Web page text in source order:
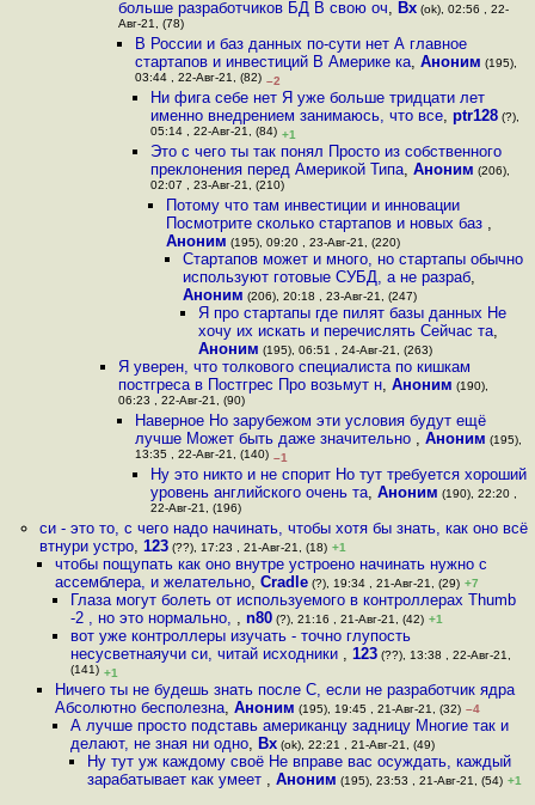
больше разработчиков БД В свою оч, Bx (ok), 02:56 , 22-
Авг-21, (78)
В России и баз данных по-сути нет А главное
стартапов и инвестиций В Америке ка, Аноним (195),
03:44 , 22-Авг-21, (82) –2
Ни фига себе нет Я уже больше тридцати лет
именно внедрением занимаюсь, что все, ptr128(?),
05:14 , 22-Авг-21, (84) +1
Это с чего ты так понял Просто из собственного
преклонения перед Америкой Типа, Аноним (206),
02:07 , 23-Авг-21, (210)
Потому что там инвестиции и инновации
Посмотрите сколько стартапов и новых баз ,
Аноним (195), 09:20 , 23-Авг-21, (220)
Стартапов может и много, но стартапы обычно
используют готовые СУБД, а не разраб,
Аноним (206), 20:18 , 23-Авг-21, (247)
Я про стартапы где пилят базы данных Не
хочу их искать и перечислять Сейчас та,
Аноним (195), 06:51 , 24-Авг-21, (263)
Я уверен, что толкового специалиста по кишкам
постгреса в Постгрес Про возьмут н,Аноним (190),
06:23 , 22-Авг-21, (90)
Наверное Но зарубежом эти условия будут ещё
лучше Может быть даже значительно , Аноним (195),
13:35 , 22-Авг-21, (140) –1
Ну это никто и не спорит Но тут требуется хороший
уровень английского очень та, Аноним (190), 22:20 ,
22-Авг-21, (196)
си - это то, с чего надо начинать, чтобы хотя бы знать, как оно всё
втнури устро, 123(??), 17:23 , 21-Авг-21, (18) +1
чтобы пощупать как оно внутре устроено начинать нужно с
ассемблера, и желательно, Cradle(?), 19:34 , 21-Авг-21, (29) +7
Глаза могут болеть от используемого в контроллерах Thumb
-2 , но это нормально, ,n80 (?), 21:16 , 21-Авг-21, (42) +1
вот уже контроллеры изучать - точно глупость
несусветнаяучи си, читай исходники ,123 (??), 13:38 , 22-Авг-21,
(141) +1
Ничего ты не будешь знать после C, если не разработчик ядра
Абсолютно бесполезна, Аноним (195), 19:45 , 21-Авг-21, (32) –4
А лучше просто подставь американцу задницу Многие так и
делают, не зная ни одно, Bx (ok), 22:21 , 21-Авг-21, (49)
Ну тут уж каждому своё Не вправе вас осуждать, каждый
зарабатывает как умеет , Аноним (195), 23:53 , 21-Авг-21, (54) +1